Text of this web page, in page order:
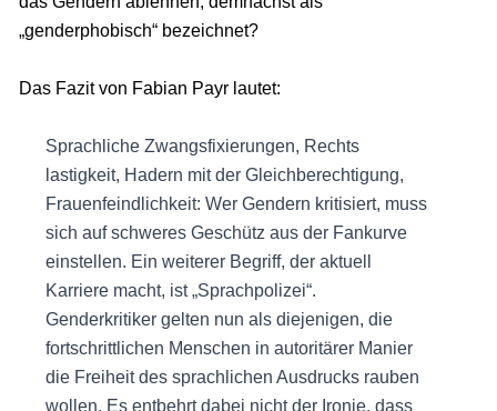
„genderphobisch“ bezeichnet?
Das Fazit von Fabian Payr lautet:
Sprachliche Zwangsfixierungen, Rechts
lastigkeit, Hadern mit der Gleichberechtigung,
Frauenfeindlichkeit: Wer Gendern kritisiert, muss
sich auf schweres Geschütz aus der Fankurve
einstellen. Ein weiterer Begriff, der aktuell
Karriere macht, ist „Sprachpolizei“.
Genderkritiker gelten nun als diejenigen, die
fortschrittlichen Menschen in autoritärer Manier
die Freiheit des sprachlichen Ausdrucks rauben
wollen. Es entbehrt dabei nicht der Ironie, dass